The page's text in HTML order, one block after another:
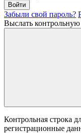
Войти
Забыли свой пароль?
Выслать контрольную
Контрольная строка
регистрационные